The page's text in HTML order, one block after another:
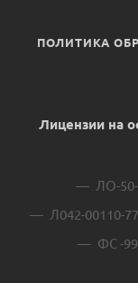
ПОЛИТИКА
Лицензии на
ЛО-50-
Л042-00110-
ФС -